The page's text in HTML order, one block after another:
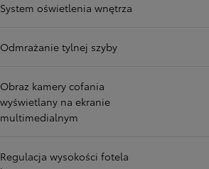
System oświetlenia wnętrza
Odmrażanie tylnej szyby
Obraz kamery cofania
wyświetlany na ekranie
multimedialnym
Regulacja wysokości fotela